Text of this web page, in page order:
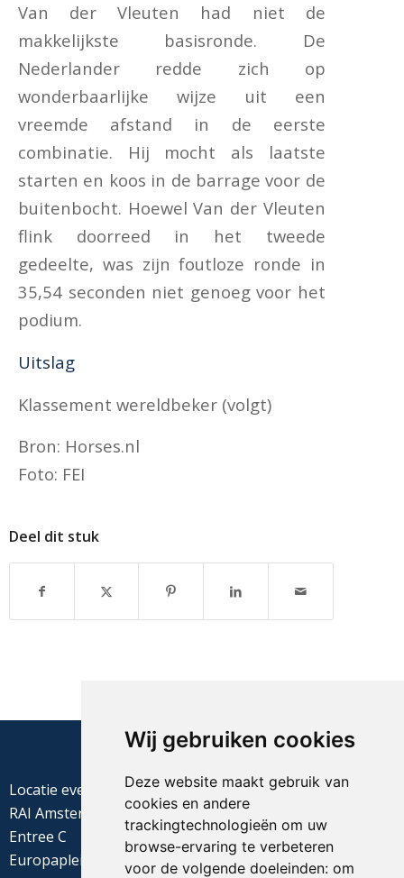
Wij gebruiken cookies
Deze website maakt gebruik van
cookies en andere
trackingtechnologieën om uw
browse-ervaring te verbeteren
voor de volgende doeleinden: om
Van der Vleuten had niet de
makkelijkste basisronde. De
Nederlander redde zich op
wonderbaarlijke wijze uit een
vreemde afstand in de eerste
combinatie. Hij mocht als laatste
starten en koos in de barrage voor de
buitenbocht. Hoewel Van der Vleuten
flink doorreed in het tweede
gedeelte, was zijn foutloze ronde in
35,54 seconden niet genoeg voor het
podium.
Uitslag
Klassement wereldbeker (volgt)
Bron: Horses.nl
Foto: FEI
Deel dit stuk
Locatie evenement
RAI Amsterdam
Entree C
Europaplein 22